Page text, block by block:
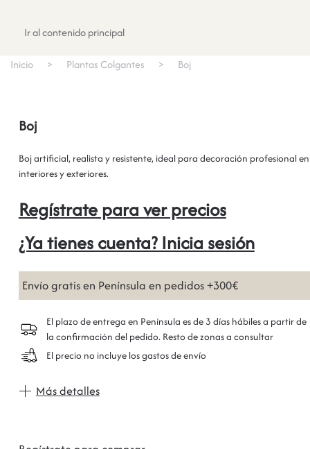
Ir al contenido principal
Inicio Plantas Colgantes Boj
Boj
Boj artificial, realista y resistente, ideal para decoración profesional en
interiores y exteriores.
Regístrate para ver precios
¿Ya tienes cuenta? Inicia sesión
Envío gratis en Península en pedidos +300€
El plazo de entrega en Península es de 3 días hábiles a partir de
la confirmación del pedido. Resto de zonas a consultar
El precio no incluye los gastos de envío
Más detalles